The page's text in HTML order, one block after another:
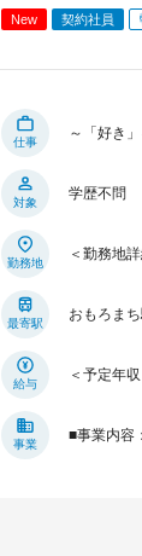
New 契約社員
仕事
～「好き
対象
学歴不問
勤務地
＜勤務地
最寄駅
おもろま
給与
＜予定年
事業
■事業内容